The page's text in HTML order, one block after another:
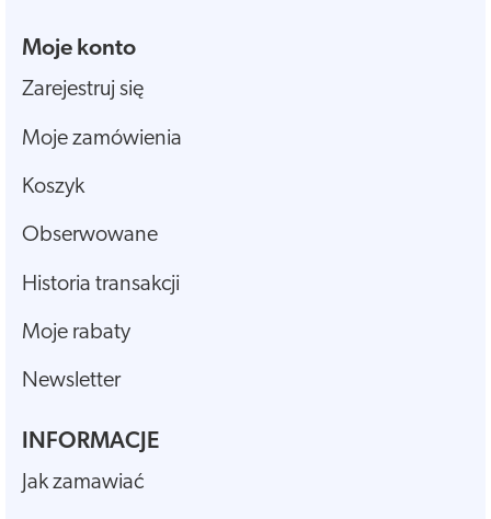
Moje konto
Zarejestruj się
Moje zamówienia
Koszyk
Obserwowane
Historia transakcji
Moje rabaty
Newsletter
INFORMACJE
Jak zamawiać